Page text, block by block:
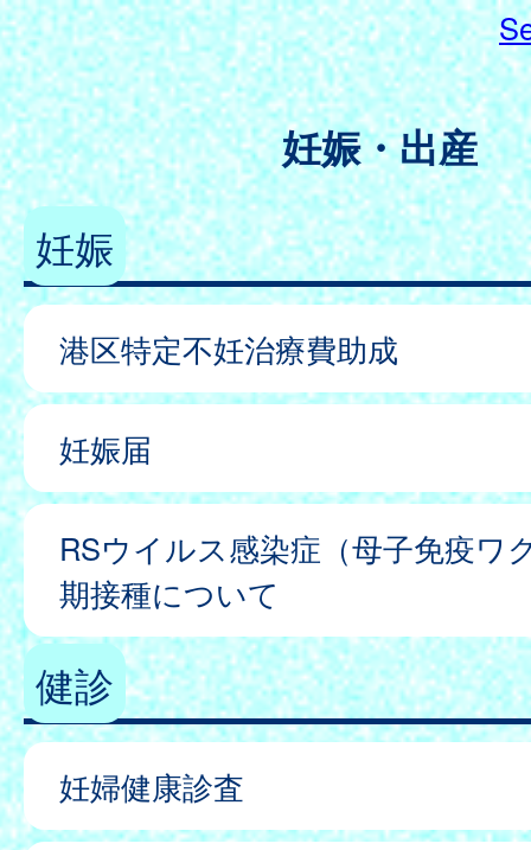
妊娠・出産
妊娠
港区特定不妊治療費助成
妊娠届
RSウイルス感染症（母子免疫ワ
期接種について
健診
妊婦健康診査